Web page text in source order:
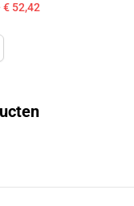
€ 52,42